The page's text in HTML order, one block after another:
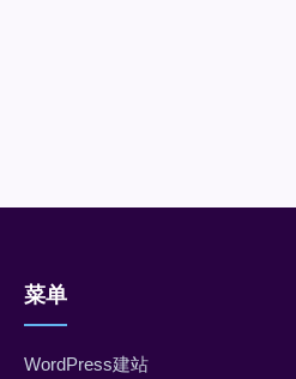
菜单
WordPress建站